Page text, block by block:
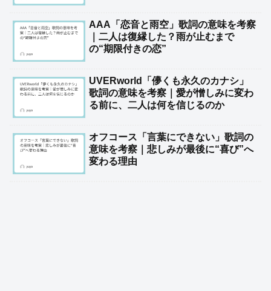
AAA「恋音と雨空」歌詞の意味を考察
｜二人は復縁した？雨が止むまで
の“期限付きの恋”
UVERworld「儚くも永久のカナシ」
歌詞の意味を考察｜愛が憎しみに変わ
る前に、二人は何を信じるのか
オフコース「言葉にできない」歌詞の
意味を考察｜悲しみが最後に“喜び”へ
変わる理由